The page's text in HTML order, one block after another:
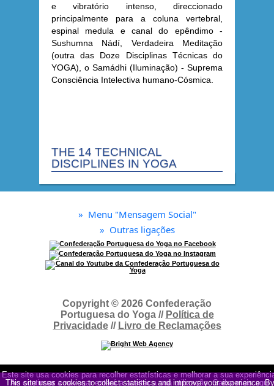
Este site usa cookies para recolher estatísticas e melhorar a sua
Ao continuar a navegar estará a aceitar a sua utilização.Saiba mais aqui
e vibratório intenso, direccionado
principalmente para a coluna vertebral,
espinal medula e canal do epêndimo -
Sushumna Nádí, Verdadeira Meditação
(outra das Doze Disciplinas Técnicas do
YOGA), o Samádhi (Iluminação) - Suprema
Consciência Intelectiva humano-Cósmica.
THE 14 TECHNICAL
DISCIPLINES IN YOGA
» Menu "Mensagem Social"
» Outras ligações
Copyright © 2026 Confederação
Portuguesa do Yoga // Política de
Privacidade// Livro de Reclamações
This site uses cookies to collect statistics and improve your experience. By